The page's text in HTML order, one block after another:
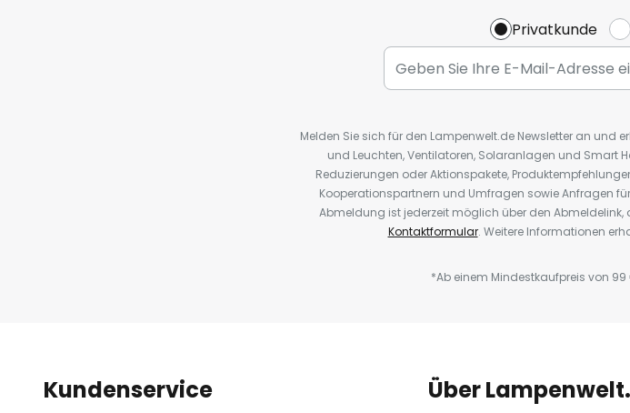
Privatkunde
Melden Sie sich für den Lampenwelt.de Newsletter an und
und Leuchten, Ventilatoren, Solaranlagen und Smart
Reduzierungen oder Aktionspakete,
Kooperationspartnern und Umfragen sowie Anfragen
Abmeldung ist jederzeit möglich über den Abmeldelink,
Kontaktformular. Weitere Informationen
*Ab einem Mindestkaufpreis von
Kundenservice Über